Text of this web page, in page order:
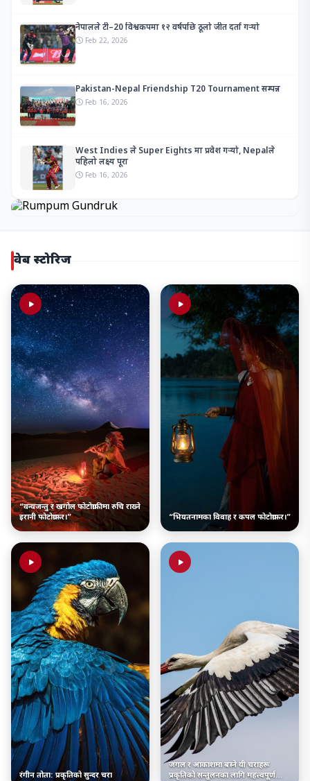
नेपालले टी–20 विश्वकपमा १२ वर्षपछि ठूलो जीत दर्ता गर्‍यो
Feb 22, 2026
Pakistan-Nepal Friendship T20 Tournament सम्पन्न
Feb 16, 2026
West Indies ले Super Eights मा प्रवेश गर्‍यो, Nepalले
पहिलो लक्ष्य पूरा
Feb 16, 2026
वेब स्टोरिज
“वन्यजन्तु र खगोल फोटोग्राफीमा रुचि राख्ने
इरानी फोटोग्राफर।”
“भियतनामका विवाह र कपल फोटोग्राफर।”
रंगीन तोता: प्रकृतिको सुन्दर चरा
जंगल र आकाशमा बस्ने यी चराहरू
प्रकृतिको सन्तुलनका लागि महत्त्वपूर्ण